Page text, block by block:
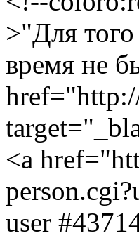
>"Для
время не
<a
user